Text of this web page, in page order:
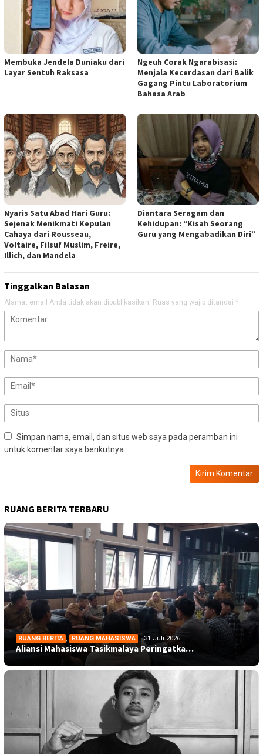
Membuka Jendela Duniaku dari
Layar Sentuh Raksasa
Ngeuh Corak Ngarabisasi:
Menjala Kecerdasan dari Balik
Gagang Pintu Laboratorium
Bahasa Arab
Nyaris Satu Abad Hari Guru:
Sejenak Menikmati Kepulan
Cahaya dari Rousseau,
Voltaire, Filsuf Muslim, Freire,
Illich, dan Mandela
Diantara Seragam dan
Kehidupan: “Kisah Seorang
Guru yang Mengabadikan Diri”
Tinggalkan Balasan
Alamat email Anda tidak akan dipublikasikan. Ruas yang wajib ditandai *
Simpan nama, email, dan situs web saya pada peramban ini
untuk komentar saya berikutnya.
RUANG BERITA TERBARU
RUANG BERITA , RUANG MAHASISWA 31 Juli 2026
Aliansi Mahasiswa Tasikmalaya Peringatka…